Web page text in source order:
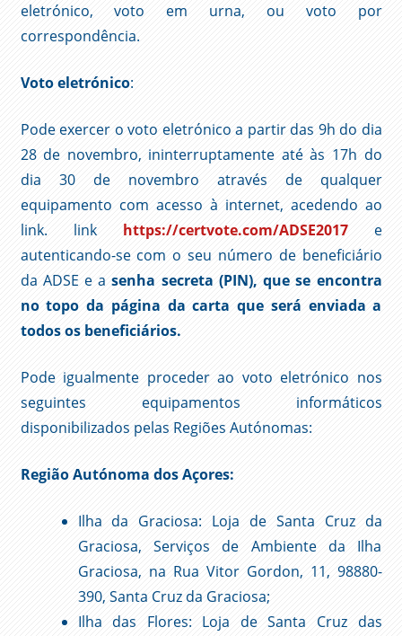
eletrónico, voto em urna, ou voto por
correspondência.
Voto eletrónico:
Pode exercer o voto eletrónico a partir das 9h do dia
28 de novembro, ininterruptamente até às 17h do
dia 30 de novembro através de qualquer
equipamento com acesso à internet, acedendo ao
link. link https://certvote.com/ADSE2017e
autenticando-se com o seu número de beneficiário
da ADSE e asenha secreta (PIN), que se encontra
no topo da página da carta que será enviada a
todos os beneficiários.
Pode igualmente proceder ao voto eletrónico nos
seguintes equipamentos informáticos
disponibilizados pelas Regiões Autónomas:
Região Autónoma dos Açores:
Ilha da Graciosa: Loja de Santa Cruz da
Graciosa, Serviços de Ambiente da Ilha
Graciosa, na Rua Vitor Gordon, 11, 98880-
390, Santa Cruz da Graciosa;
Ilha das Flores: Loja de Santa Cruz das